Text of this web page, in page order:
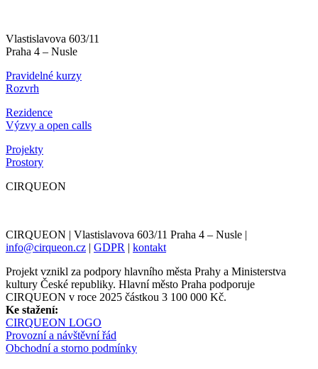
Vlastislavova 603/11
Praha 4 – Nusle
Pravidelné kurzy
Rozvrh
Rezidence
Výzvy a open calls
Projekty
Prostory
CIRQUEON
CIRQUEON | Vlastislavova 603/11 Praha 4 – Nusle |
info@cirqueon.cz | GDPR | kontakt
Projekt vznikl za podpory hlavního města Prahy a Ministerstva
kultury České republiky. Hlavní město Praha podporuje
CIRQUEON v roce 2025 částkou 3 100 000 Kč.
Ke stažení:
CIRQUEON LOGO
Provozní a návštěvní řád
Obchodní a storno podmínky